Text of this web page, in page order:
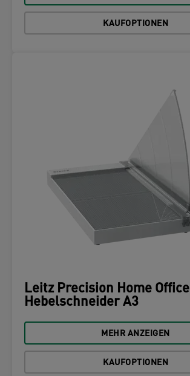
KAUFOPTIONEN
Leitz Precision Home Office
Hebelschneider A3
MEHR ANZEIGEN
KAUFOPTIONEN